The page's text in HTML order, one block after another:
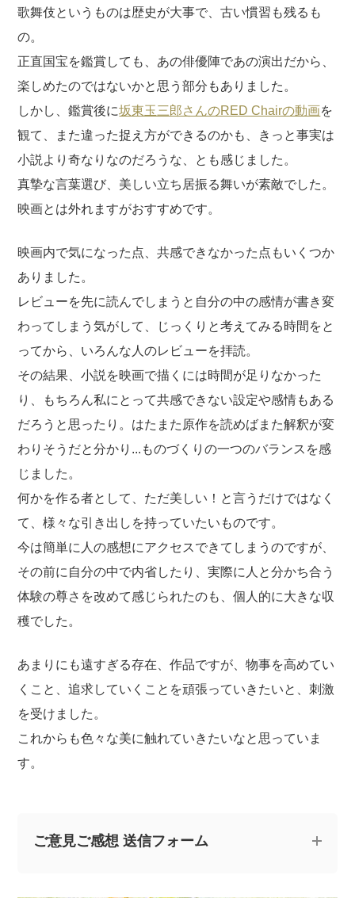
歌舞伎というものは歴史が大事で、古い慣習も残るも
の。
正直国宝を鑑賞しても、あの俳優陣であの演出だから、
楽しめたのではないかと思う部分もありました。
しかし、鑑賞後に坂東玉三郎さんのRED Chairの動画を
観て、また違った捉え方ができるのかも、きっと事実は
小説より奇なりなのだろうな、とも感じました。
真摯な言葉選び、美しい立ち居振る舞いが素敵でした。
映画とは外れますがおすすめです。
映画内で気になった点、共感できなかった点もいくつか
ありました。
レビューを先に読んでしまうと自分の中の感情が書き変
わってしまう気がして、じっくりと考えてみる時間をと
ってから、いろんな人のレビューを拝読。
その結果、小説を映画で描くには時間が足りなかった
り、もちろん私にとって共感できない設定や感情もある
だろうと思ったり。はたまた原作を読めばまた解釈が変
わりそうだと分かり...ものづくりの一つのバランスを感
じました。
何かを作る者として、ただ美しい！と言うだけではなく
て、様々な引き出しを持っていたいものです。
今は簡単に人の感想にアクセスできてしまうのですが、
その前に自分の中で内省したり、実際に人と分かち合う
体験の尊さを改めて感じられたのも、個人的に大きな収
穫でした。
あまりにも遠すぎる存在、作品ですが、物事を高めてい
くこと、追求していくことを頑張っていきたいと、刺激
を受けました。
これからも色々な美に触れていきたいなと思っていま
す。
ご意見ご感想 送信フォーム